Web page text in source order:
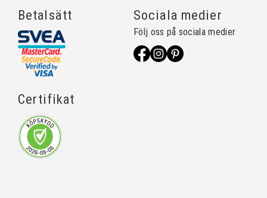
Betalsätt
Certifikat
Sociala medier
Följ oss på sociala medier